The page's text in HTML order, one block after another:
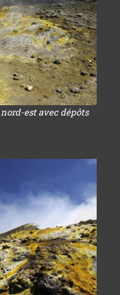
est avec dépôts